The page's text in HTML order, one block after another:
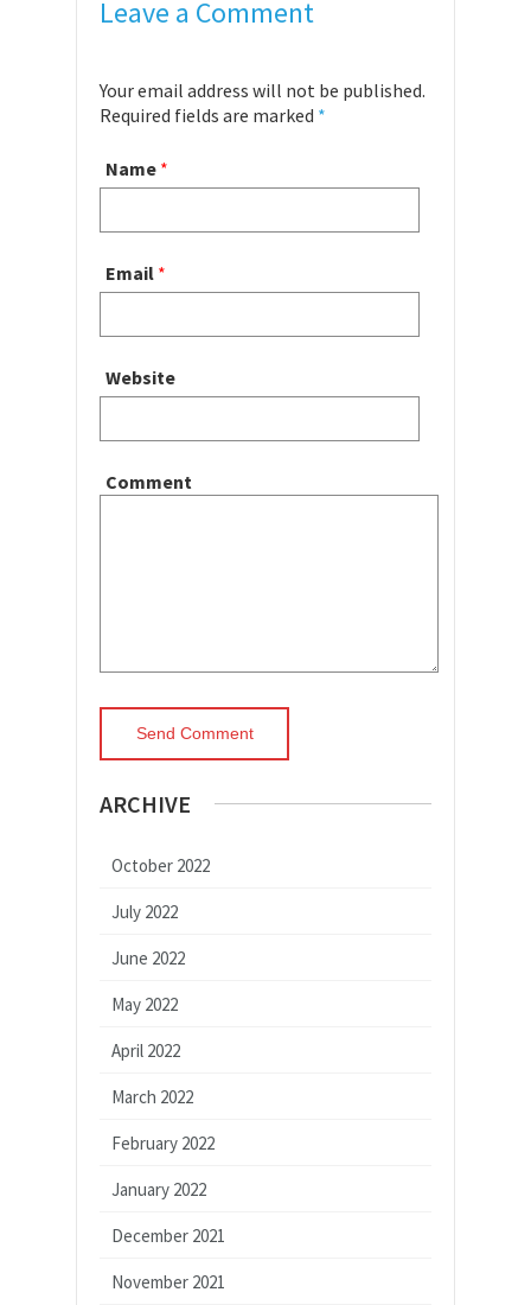
Leave a Comment
Your email address will not be published.
Required fields are marked *
Name *
Email *
Website
Comment
ARCHIVE
October 2022
July 2022
June 2022
May 2022
April 2022
March 2022
February 2022
January 2022
December 2021
November 2021